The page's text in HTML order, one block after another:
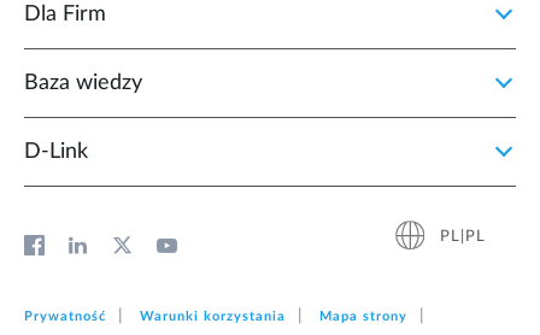
Dla Firm
Baza wiedzy
D‑Link
PL|PL
Prywatność Warunki korzystania Mapa strony